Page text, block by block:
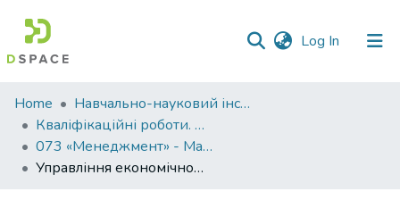
Log In (current)
Communities
&
Collections
All of DSpace
Home
Навчально-науковий інститут економіки, управління, права та інформаційних технологій
Кваліфікаційні роботи. ННІ економіки, управління, права та ІТ
073 «Менеджмент» - Магістри 2023-2024
Управління економічною безпекою підприємства в умовах нестабільності